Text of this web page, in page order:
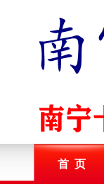
首 页